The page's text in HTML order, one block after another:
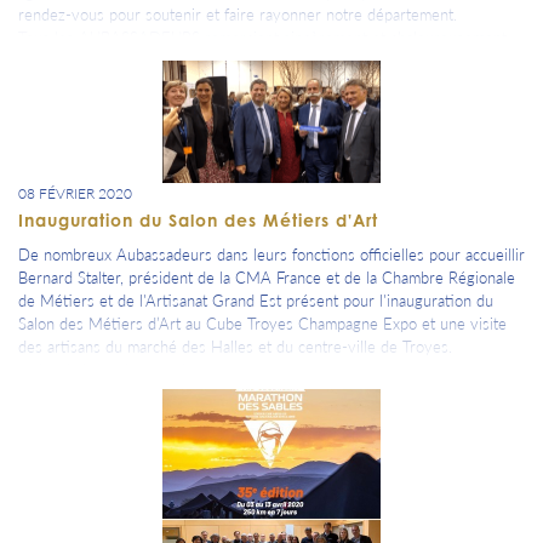
rendez-vous pour soutenir et faire rayonner notre département.
Philippe Adnot, notre sénateur et ancien Président du Conseil
Départemental de l'Aube, pour sa présence et son intervention.
08 FÉVRIER 2020
Inauguration du Salon des Métiers d'Art
De nombreux Aubassadeurs dans leurs fonctions officielles pour accueillir
Bernard Stalter, président de la CMA France et de la Chambre Régionale
de Métiers et de l'Artisanat Grand Est présent pour l'inauguration du
Salon des Métiers d’Art au Cube Troyes Champagne Expo et une visite
des artisans du marché des Halles et du centre-ville de Troyes.
Philippe Adnot Marc Sebeyran Isabelle Heliot Couronne Frédéric Serra
Eric Plestan Laurence Voisin Georges-Oleg Bell Émilie Charlemagne
Anne Sophie Fouquet Duriga Photo de notre Aubassadeurs Patrick
Schaeffer Ça Bouge dans Troyes